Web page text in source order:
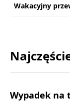
Wakacyjny
Wypadek na